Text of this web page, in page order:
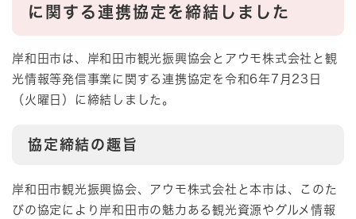
に関する連携協定を締結しました
岸和田市は、岸和田市観光振興協会とアウモ株式会社と観
光情報等発信事業に関する連携協定を令和6年7月23日
（火曜日）に締結しました。​
協定締結の趣旨
岸和田市観光振興協会、アウモ株式会社と本市は、このた
びの協定により岸和田市の魅力ある観光資源やグルメ情報